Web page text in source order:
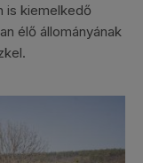
is kiemelkedő
élő állományának